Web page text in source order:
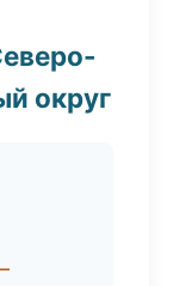
округ